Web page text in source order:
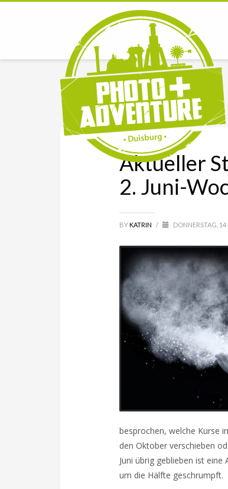
Aktueller
2. Juni-
BYKATRIN / DONNERSTAG,
besprochen, welche Kurse
den Oktober verschieben
Juni übrig geblieben ist
um die Hälfte geschrumpft.